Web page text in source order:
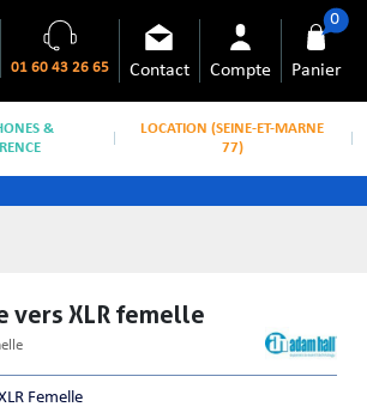
01 60 43 26 65 Contact Compte Panier
0
&
LOCATION (SEINE-ET-MARNE
77)
vers XLR femelle
Femelle